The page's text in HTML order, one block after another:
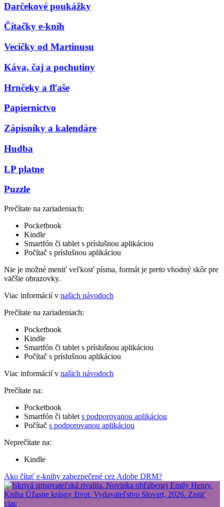
Darčekové poukážky
Čítačky e-kníh
Vecičky od Martinusu
Káva, čaj a pochutiny
Hrnčeky a fľaše
Papiernictvo
Zápisníky a kalendáre
Hudba
LP platne
Puzzle
Prečítate na zariadeniach:
Pocketbook
Kindle
Smartfón či tablet s príslušnou aplikáciou
Počítač s príslušnou aplikáciou
Nie je možné meniť veľkosť písma, formát je preto vhodný skôr pre
väčšie obrazovky.
Viac informácií v našich návodoch
Prečítate na zariadeniach:
Pocketbook
Kindle
Smartfón či tablet s príslušnou aplikáciou
Počítač s príslušnou aplikáciou
Viac informácií v našich návodoch
Prečítate na:
Pocketbook
Smartfón či tablet s podporovanou aplikáciou
Počítač s podporovanou aplikáciou
Neprečítate na:
Kindle
Ako čítať e-knihy zabezpečené cez Adobe DRM?